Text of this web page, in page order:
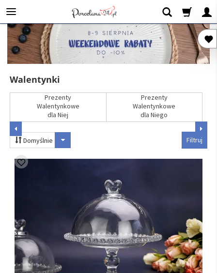
Walentynki
Prezenty
Walentynkowe
dla Niej
Prezenty
Walentynkowe
dla Niego
Filtruj
Domyślnie